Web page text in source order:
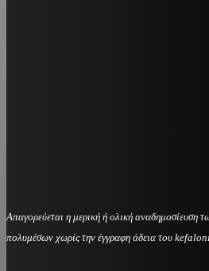
Απαγορεύεται η μερική ή ολική αναδημοσίευση
πολυμέσων χωρίς την έγγραφη άδεια του